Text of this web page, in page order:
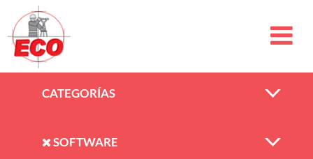
CATEGORÍAS
SOFTWARE